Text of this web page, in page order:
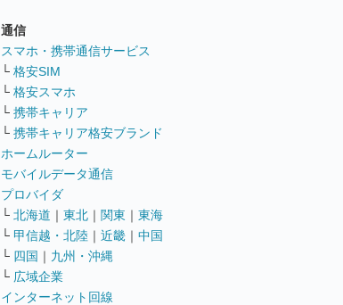
通信
スマホ・携帯通信サービス
└ 格安SIM
└ 格安スマホ
└ 携帯キャリア
└ 携帯キャリア格安ブランド
ホームルーター
モバイルデータ通信
プロバイダ
└ 北海道 ｜ 東北 ｜ 関東 ｜ 東海
└ 甲信越・北陸 ｜ 近畿 ｜ 中国
└ 四国 ｜ 九州・沖縄
└ 広域企業
インターネット回線